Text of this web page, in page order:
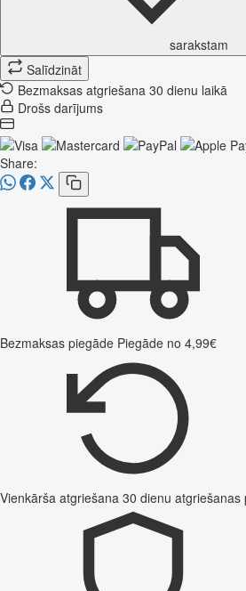
sarakstam
Salīdzināt
Bezmaksas atgriešana 30 dienu laikā
Drošs darījums
Share:
Bezmaksas piegāde Piegāde no 4,99€
Vienkārša atgriešana 30 dienu atgriešanas